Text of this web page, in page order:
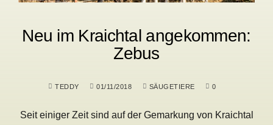
Neu im Kraichtal angekommen:
Zebus
TEDDY 01/11/2018 SÄUGETIERE 0
Seit einiger Zeit sind auf der Gemarkung von Kraichtal